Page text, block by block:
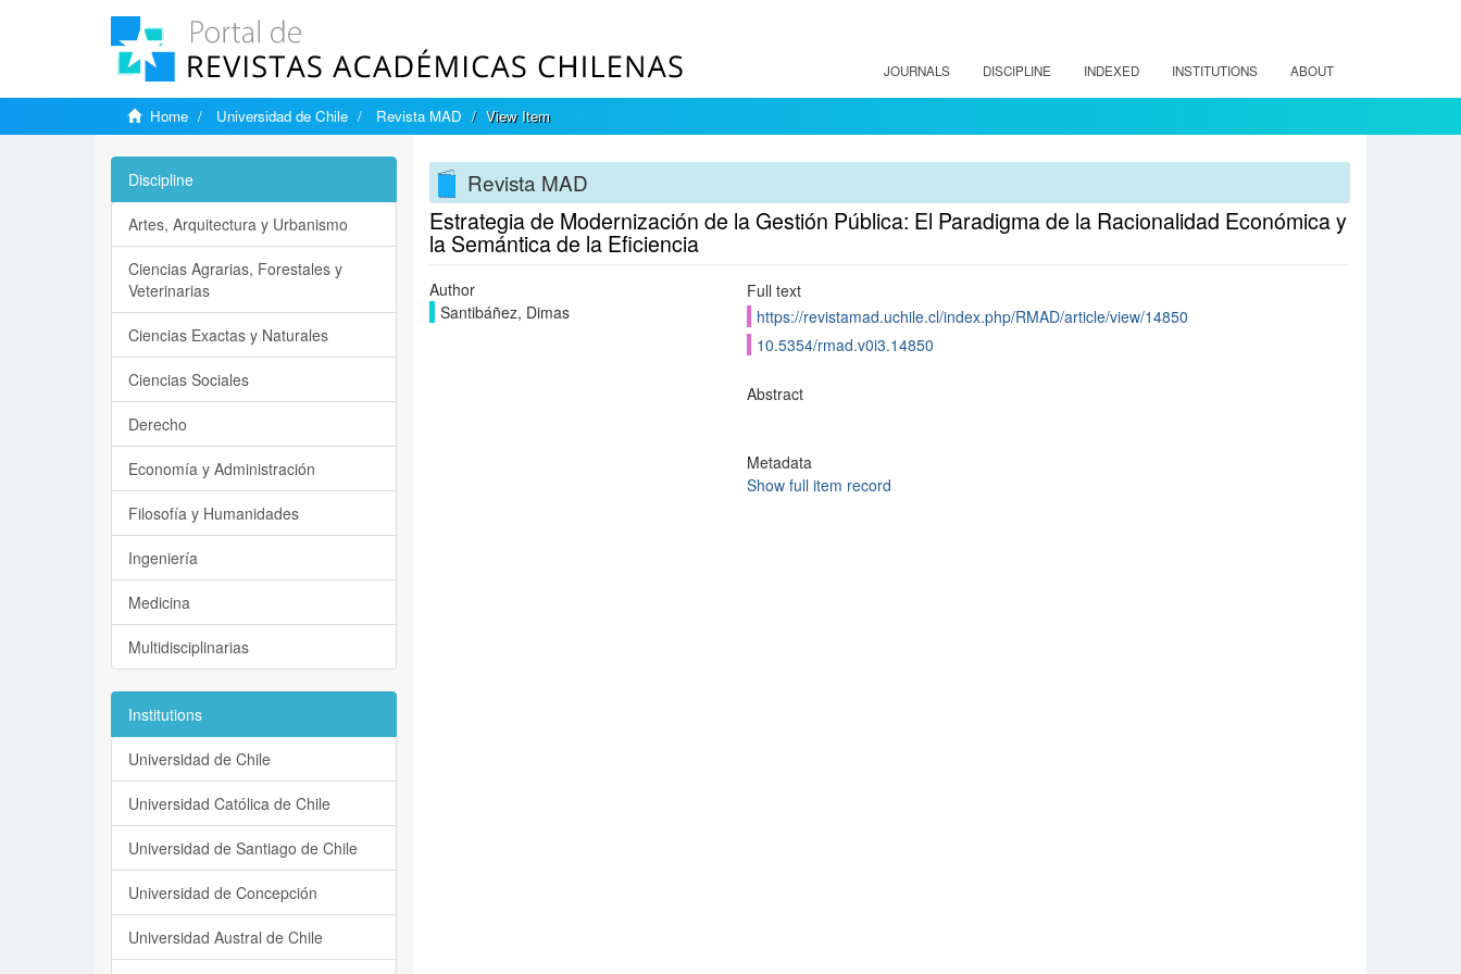
JOURNALS DISCIPLINE INDEXED INSTITUTIONS ABOUT
Home Universidad de Chile Revista MAD View Item
Revista MAD
Estrategia de Modernización de la Gestión Pública: El Paradigma de la Racionalidad Económica y
la Semántica de la Eficiencia
Author
Santibáñez, Dimas
Full text
https://revistamad.uchile.cl/index.php/RMAD/article/view/14850
10.5354/rmad.v0i3.14850
Abstract
Metadata
Show full item record
Discipline
Artes, Arquitectura y Urbanismo
Ciencias Agrarias, Forestales y
Veterinarias
Ciencias Exactas y Naturales
Ciencias Sociales
Derecho
Economía y Administración
Filosofía y Humanidades
Ingeniería
Medicina
Multidisciplinarias
Institutions
Universidad de Chile
Universidad Católica de Chile
Universidad de Santiago de Chile
Universidad de Concepción
Universidad Austral de Chile